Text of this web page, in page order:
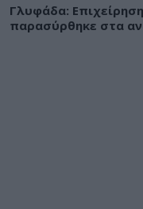
Γλυφάδα:
παρασύρθηκε στα